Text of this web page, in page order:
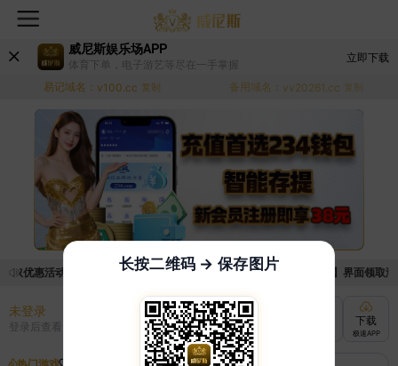
威尼斯娱乐场APP
体育下单，电子游艺等尽在一手掌握
立即下载
易记域名： v100.cc 复制 备用域名： vv20261.cc 复制
取优惠活动的手续麻烦，已新增优惠系统，现在可以前往【福利中心】界面领取
未登录
登录后查看 充值
快速到账
下载
极速APP
长按二维码 → 保存图片